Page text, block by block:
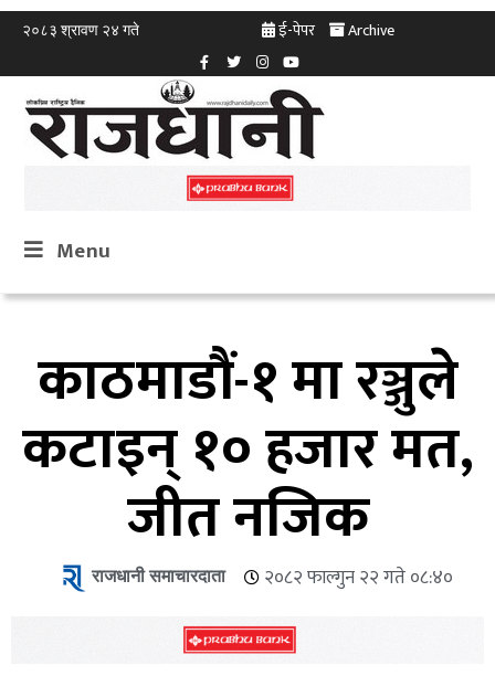
२०८३ श्रावण २४ गते ई-पेपर Archive
Menu
काठमाडौं-१ मा रञ्जुले
कटाइन् १० हजार मत,
जीत नजिक
राजधानी समाचारदाता २०८२ फाल्गुन २२ गते ०८:४०